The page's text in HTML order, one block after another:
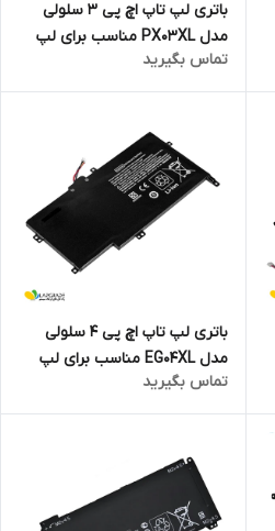
باتری لپ تاپ اچ پی 3 سلولی
مدل PX03XL مناسب برای لپ
تاپ Envy 14 Touchsmart
تماس بگیرید
باتری لپ تاپ اچ پی 4 سلولی
مدل EG04XL مناسب برای لپ
تاپ Envy 6-1021NR
تماس بگیرید